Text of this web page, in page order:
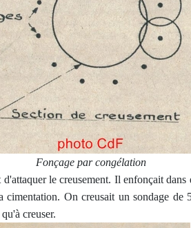
Fonçage par congélation
le creusement. Il enfonçait
On creusait un sondage
creuser.